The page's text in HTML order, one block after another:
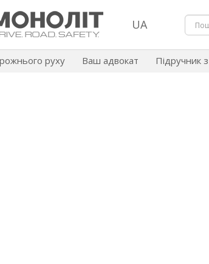
UA
руху Ваш адвокат Підручник